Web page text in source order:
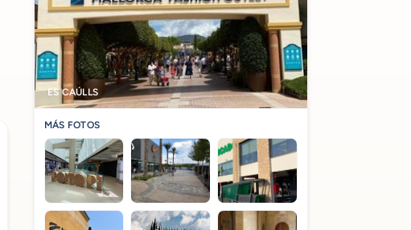
ES CAÚLLS
MÁS FOTOS